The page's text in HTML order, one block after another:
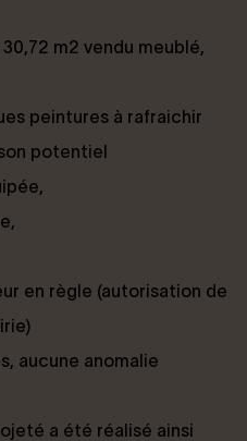
m2 vendu meublé,
peintures à rafraichir
potentiel
en règle (autorisation de
aucune anomalie
a été réalisé ainsi